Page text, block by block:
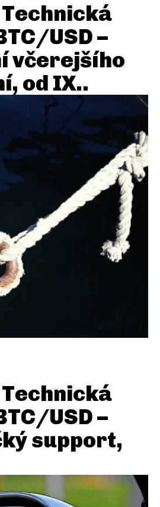
USD –
včerejšího
od IX..
USD –
support,